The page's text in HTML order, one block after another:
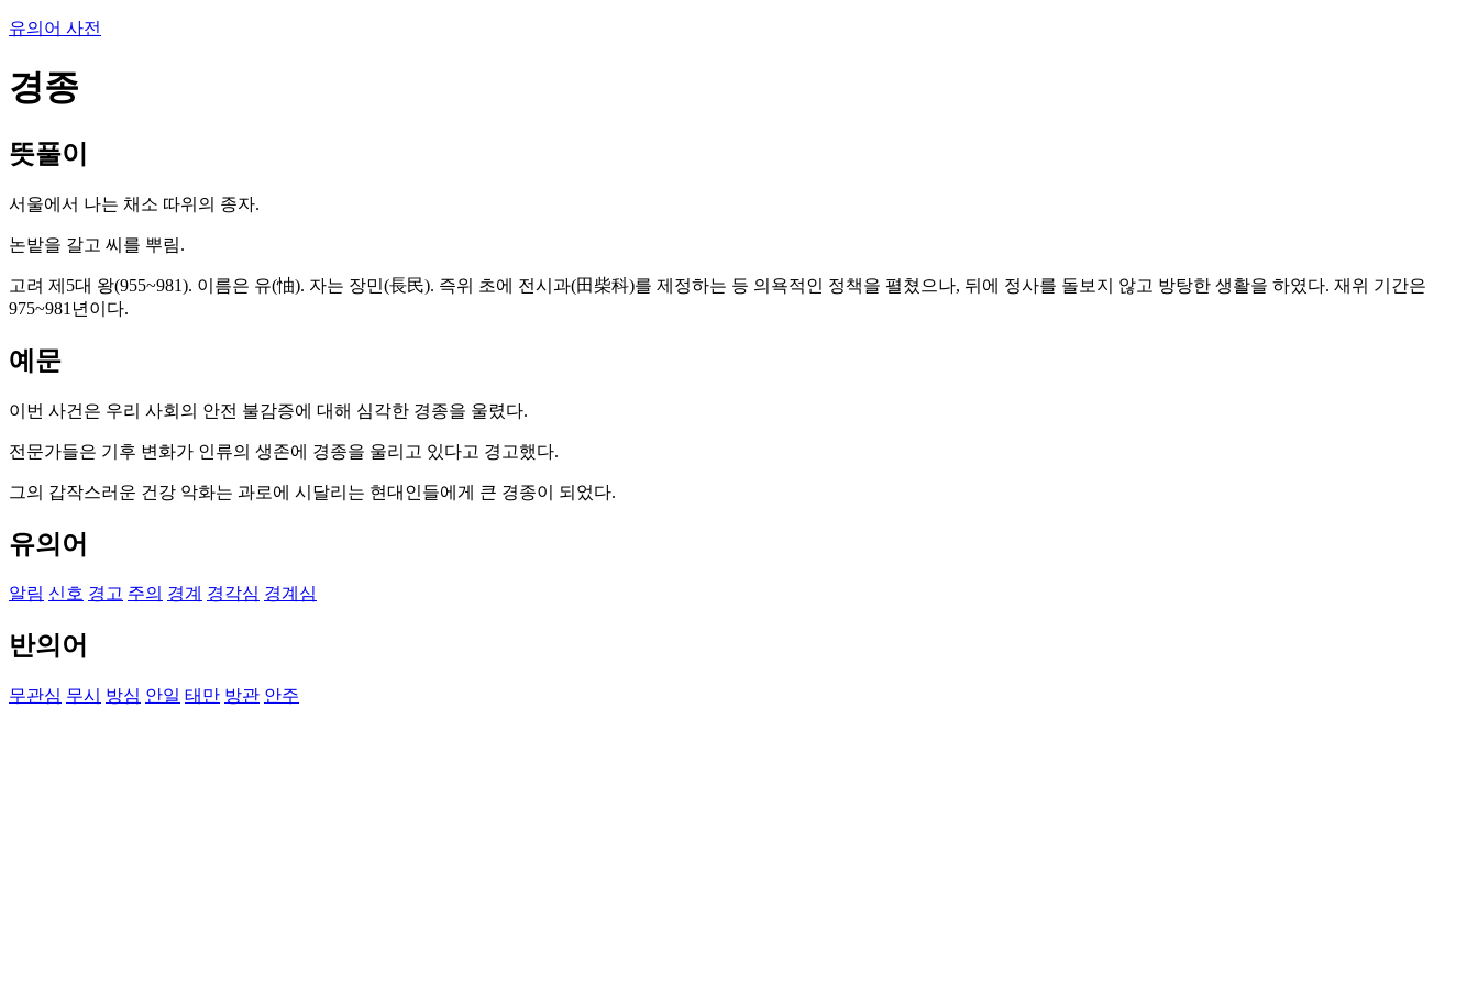
유의어 사전
경종
뜻풀이
서울에서 나는 채소 따위의 종자.
논밭을 갈고 씨를 뿌림.
고려 제5대 왕(955~981). 이름은 유(怞). 자는 장민(長民). 즉위 초에 전시과(田柴科)를 제정하는 등 의욕적인 정책을 펼쳤으나, 뒤에 정사를 돌보지 않고 방탕한 생활을 하였다. 재위 기간은
975~981년이다.
예문
이번 사건은 우리 사회의 안전 불감증에 대해 심각한 경종을 울렸다.
전문가들은 기후 변화가 인류의 생존에 경종을 울리고 있다고 경고했다.
그의 갑작스러운 건강 악화는 과로에 시달리는 현대인들에게 큰 경종이 되었다.
유의어
알림 신호 경고 주의 경계 경각심 경계심
반의어
무관심 무시 방심 안일 태만 방관 안주